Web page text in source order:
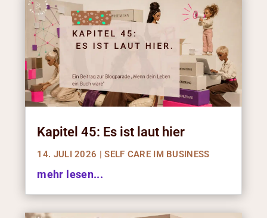
Kapitel 45: Es ist laut hier
14. JULI 2026 |SELF CARE IM BUSINESS
mehr lesen...